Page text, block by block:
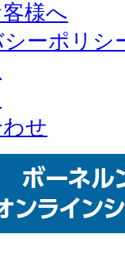
様へ
ーポリシ
せ